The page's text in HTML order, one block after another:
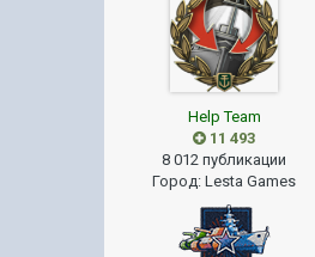
Help Team
11 493
8 012 публикации
Город:Lesta Games